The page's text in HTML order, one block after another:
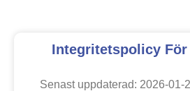
Integritetspolicy
Senast uppdaterad: 2026-01-